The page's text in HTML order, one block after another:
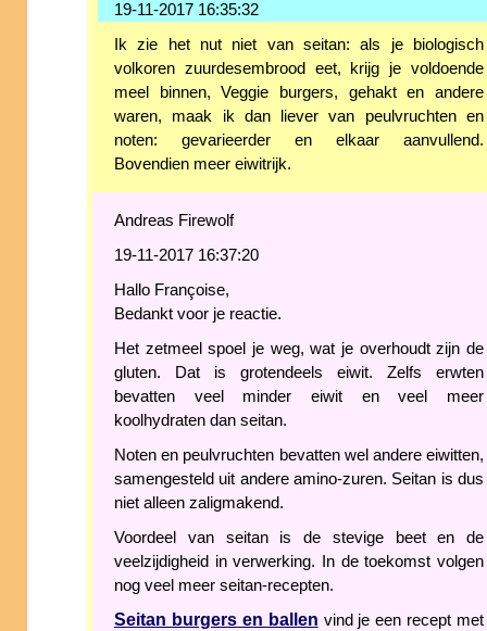
19-11-2017 16:35:32
Ik zie het nut niet van seitan: als je biologisch
volkoren zuurdesembrood eet, krijg je voldoende
meel binnen, Veggie burgers, gehakt en andere
waren, maak ik dan liever van peulvruchten en
noten: gevarieerder en elkaar aanvullend.
Bovendien meer eiwitrijk.
Andreas Firewolf
19-11-2017 16:37:20
Hallo Françoise,
Bedankt voor je reactie.
Het zetmeel spoel je weg, wat je overhoudt zijn de
gluten. Dat is grotendeels eiwit. Zelfs erwten
bevatten veel minder eiwit en veel meer
koolhydraten dan seitan.
Noten en peulvruchten bevatten wel andere eiwitten,
samengesteld uit andere amino-zuren. Seitan is dus
niet alleen zaligmakend.
Voordeel van seitan is de stevige beet en de
veelzijdigheid in verwerking. In de toekomst volgen
nog veel meer seitan-recepten.
Seitan burgers en ballen vind je een recept met